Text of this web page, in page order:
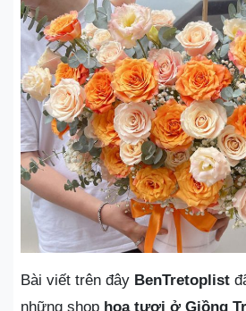
Bài viết trên đây BenTretoplist
những shop hoa tươi ở Giồng